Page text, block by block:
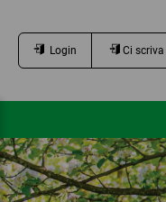
Login Ci scriva